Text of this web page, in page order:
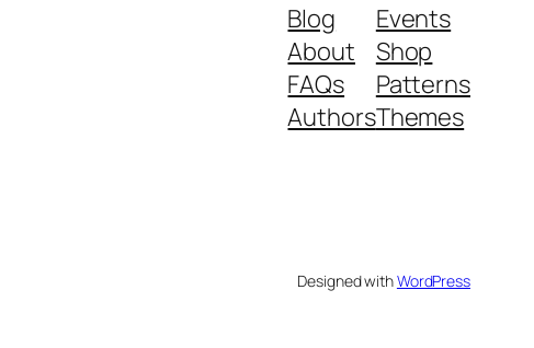
Blog
About
FAQs
Authors
Events
Shop
Patterns
Themes
Designed withWordPress